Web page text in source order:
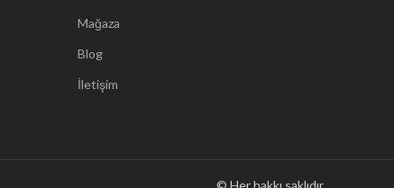
Mağaza
Blog
İletişim
© Her hakkı saklıdır.